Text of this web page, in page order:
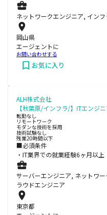
ネットワークエンジニア, イン
岡山県
エージェントに
お問い合わせする
お気に入り
ALH株式会社
【秋葉原/インフラ/】ITエンジ
転勤なし
リモートワーク
モダンな技術を採用
技術試験なし
残業20時間以下
■必須条件
・IT業界での就業経験6ヶ月以上
サーバーエンジニア, ネットワ
ラウドエンジニア
東京都